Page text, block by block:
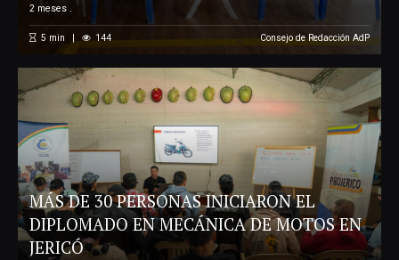
2 meses .
5 min 144 Consejo de Redacción AdP
MÁS DE 30 PERSONAS INICIARON EL
DIPLOMADO EN MECÁNICA DE MOTOS EN
JERICÓ